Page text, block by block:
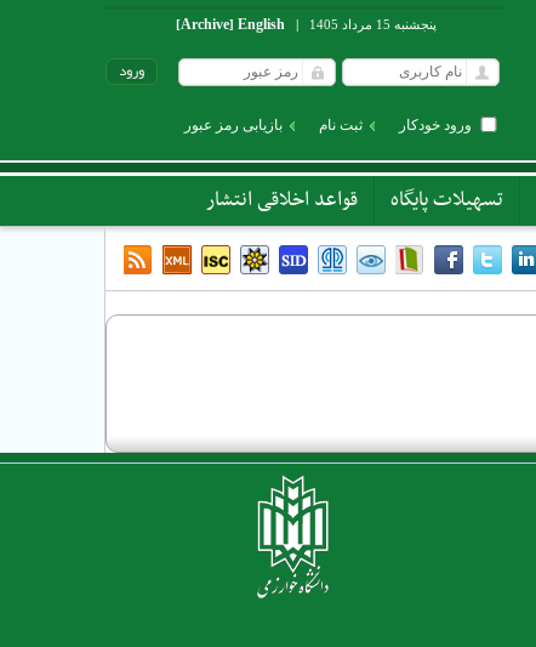
پنجشنبه 15 مرداد 1405 |
English
[Archive]
ورود خودکار ثبت نام بازیابی رمز عبور
تسهیلات پایگاه قواعد اخلاقی انتشار